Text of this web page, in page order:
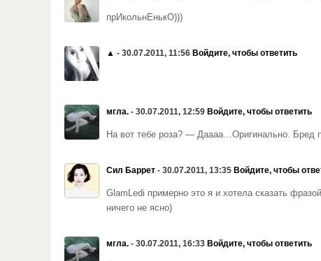
прИкольнЕнькО)))
▲ - 30.07.2011, 11:56 Войдите, чтобы ответить
мгла. - 30.07.2011, 12:59 Войдите, чтобы ответить
На вот тебе роза? — Даааа…Оригинально. Бред
Сил Баррет - 30.07.2011, 13:35 Войдите, чтобы
GlamLedi примерно это я и хотела сказать
ничего не ясно)
мгла. - 30.07.2011, 16:33 Войдите, чтобы ответить